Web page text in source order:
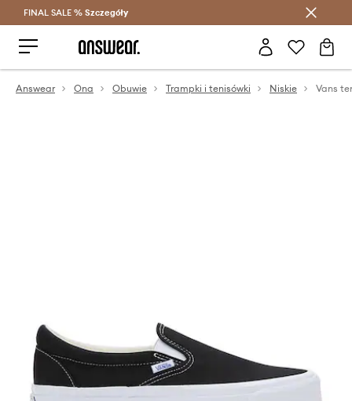
Oszczędzaj z Answear Club >
FINAL SALE % Szczegóły
Answear Ona Obuwie Trampki i tenisówki Niskie